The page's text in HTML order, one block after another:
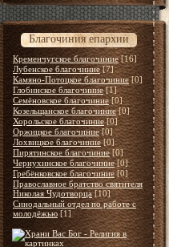
Благочиния епархии
Кременчугское благочиние [16]
Лубенское благочиние [7]
Камяно-Потоцкое благочиние [0]
Глобинское благочиние [1]
Семёновское благочиние [0]
Козельщанское благочиние [0]
Хорольское благочиние [0]
Оржицкое благочиние [0]
Лохвицкое благочиние [0]
Пирятинское благочиние [0]
Чернухинское благочиние [0]
Гребёнковское благочиние [0]
Православное братство святителя
Николая Чудотворца [10]
Синодальный отдел по работе с
молодёжью [1]